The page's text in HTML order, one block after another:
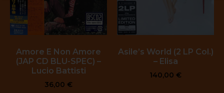
Amore E Non Amore
(JAP CD BLU-SPEC) –
Lucio Battisti
36,00 €
Asile’s World (2 LP Col.)
– Elisa
140,00 €